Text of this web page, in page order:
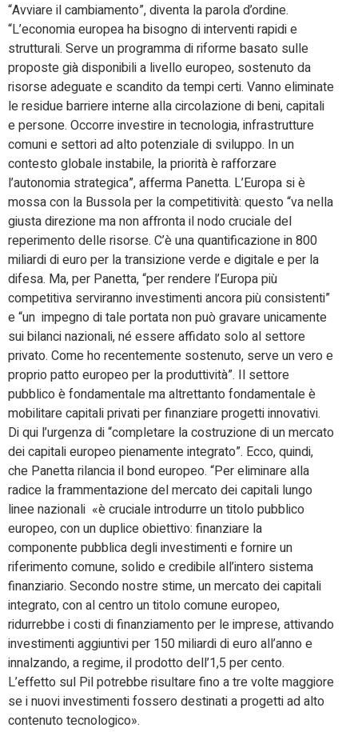
“Avviare il cambiamento”, diventa la parola d’ordine.
“L’economia europea ha bisogno di interventi rapidi e
strutturali. Serve un programma di riforme basato sulle
proposte già disponibili a livello europeo, sostenuto da
risorse adeguate e scandito da tempi certi. Vanno eliminate
le residue barriere interne alla circolazione di beni, capitali
e persone. Occorre investire in tecnologia, infrastrutture
comuni e settori ad alto potenziale di sviluppo. In un
contesto globale instabile, la priorità è rafforzare
l’autonomia strategica”, afferma Panetta. L’Europa si è
mossa con la Bussola per la competitività: questo “va nella
giusta direzione ma non affronta il nodo cruciale del
reperimento delle risorse. C’è una quantificazione in 800
miliardi di euro per la transizione verde e digitale e per la
difesa. Ma, per Panetta, “per rendere l’Europa più
competitiva serviranno investimenti ancora più consistenti”
e “un impegno di tale portata non può gravare unicamente
sui bilanci nazionali, né essere affidato solo al settore
privato. Come ho recentemente sostenuto, serve un vero e
proprio patto europeo per la produttività”. Il settore
pubblico è fondamentale ma altrettanto fondamentale è
mobilitare capitali privati per finanziare progetti innovativi.
Di qui l’urgenza di “completare la costruzione di un mercato
dei capitali europeo pienamente integrato”. Ecco, quindi,
che Panetta rilancia il bond europeo. “Per eliminare alla
radice la frammentazione del mercato dei capitali lungo
linee nazionali «è cruciale introdurre un titolo pubblico
europeo, con un duplice obiettivo: finanziare la
componente pubblica degli investimenti e fornire un
riferimento comune, solido e credibile all’intero sistema
finanziario. Secondo nostre stime, un mercato dei capitali
integrato, con al centro un titolo comune europeo,
ridurrebbe i costi di finanziamento per le imprese, attivando
investimenti aggiuntivi per 150 miliardi di euro all’anno e
innalzando, a regime, il prodotto dell’1,5 per cento.
L’effetto sul Pil potrebbe risultare fino a tre volte maggiore
se i nuovi investimenti fossero destinati a progetti ad alto
contenuto tecnologico».